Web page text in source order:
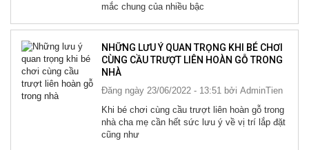
mắc chung của nhiều bậc
NHỮNG LƯU Ý QUAN TRỌNG KHI BÉ CHƠI
CÙNG CẦU TRƯỢT LIÊN HOÀN GỖ TRONG
NHÀ
Đăng ngày 23/06/2022 - 13:51 bởi AdminTien
Khi bé chơi cùng cầu trượt liên hoàn gỗ trong
nhà cha mẹ cần hết sức lưu ý về vị trí lắp đặt
cũng như